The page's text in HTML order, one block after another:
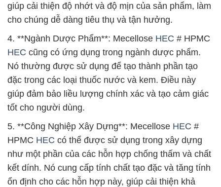
giúp cải thiện độ nhớt và độ mịn của sản phẩm, làm
cho chúng dễ dàng tiêu thụ và tận hưởng.
4. **Ngành Dược Phẩm**: Mecellose HEC # HPMC
HEC cũng có ứng dụng trong ngành dược phẩm.
Nó thường được sử dụng để tạo thành phần tạo
đặc trong các loại thuốc nước và kem. Điều này
giúp đảm bảo liều lượng chính xác và tạo cảm giác
tốt cho người dùng.
5. **Công Nghiệp Xây Dựng**: Mecellose HEC #
HPMC HEC có thể được sử dụng trong xây dựng
như một phần của các hỗn hợp chống thấm và chất
kết dính. Nó cung cấp tính chất tạo đặc và tăng tính
ổn định cho các hỗn hợp này, giúp cải thiện khả